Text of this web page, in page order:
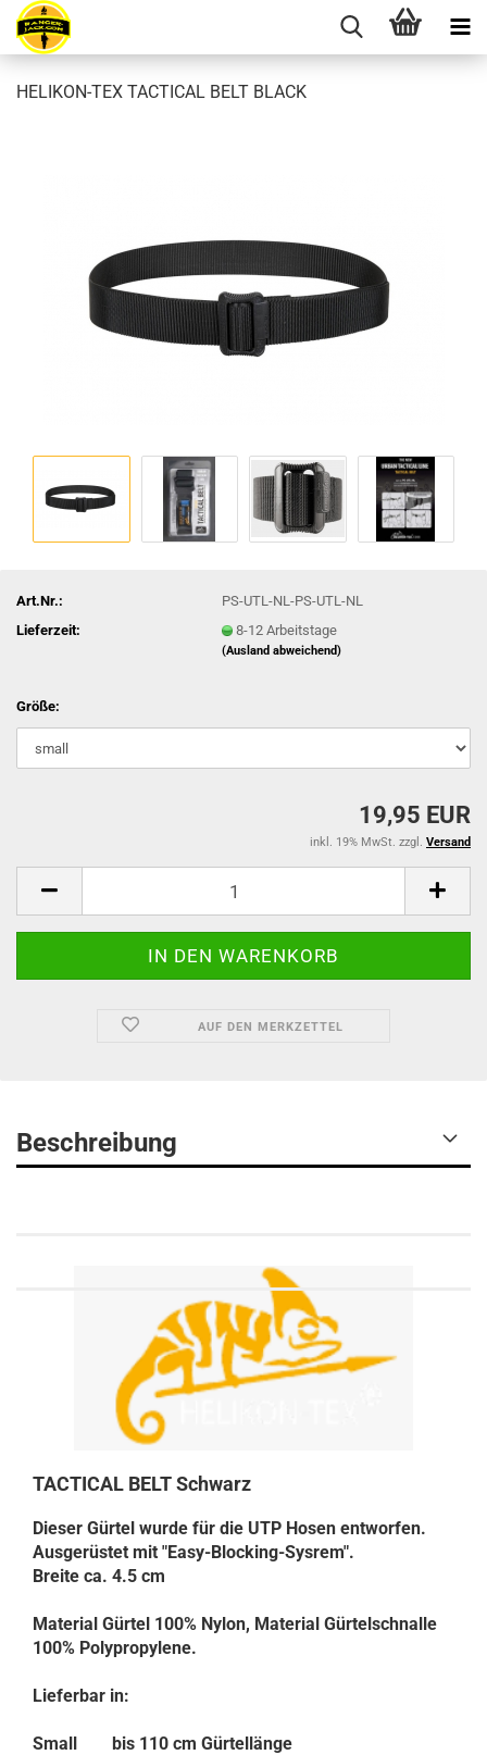
HELIKON-TEX TACTICAL BELT BLACK
Art.Nr.:
PS-UTL-NL-PS-UTL-NL
Lieferzeit:
8-12 Arbeitstage
(Ausland abweichend)
Größe:
19,95 EUR
inkl. 19% MwSt. zzgl. Versand
AUF DEN MERKZETTEL
Beschreibung
TACTICAL BELT Schwarz
Dieser Gürtel wurde für die UTP Hosen entworfen.
Ausgerüstet mit "Easy-Blocking-Sysrem".
Breite ca. 4.5 cm
Material Gürtel 100% Nylon, Material Gürtelschnalle
100% Polypropylene.
Lieferbar in:
Small bis 110 cm Gürtellänge